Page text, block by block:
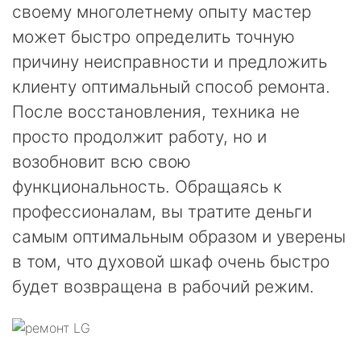
своему многолетнему опыту мастер
может быстро определить точную
причину неисправности и предложить
клиенту оптимальный способ ремонта.
После восстановления, техника не
просто продолжит работу, но и
возобновит всю свою
функциональность. Обращаясь к
профессионалам, вы тратите деньги
самым оптимальным образом и уверены
в том, что духовой шкаф очень быстро
будет возвращена в рабочий режим.